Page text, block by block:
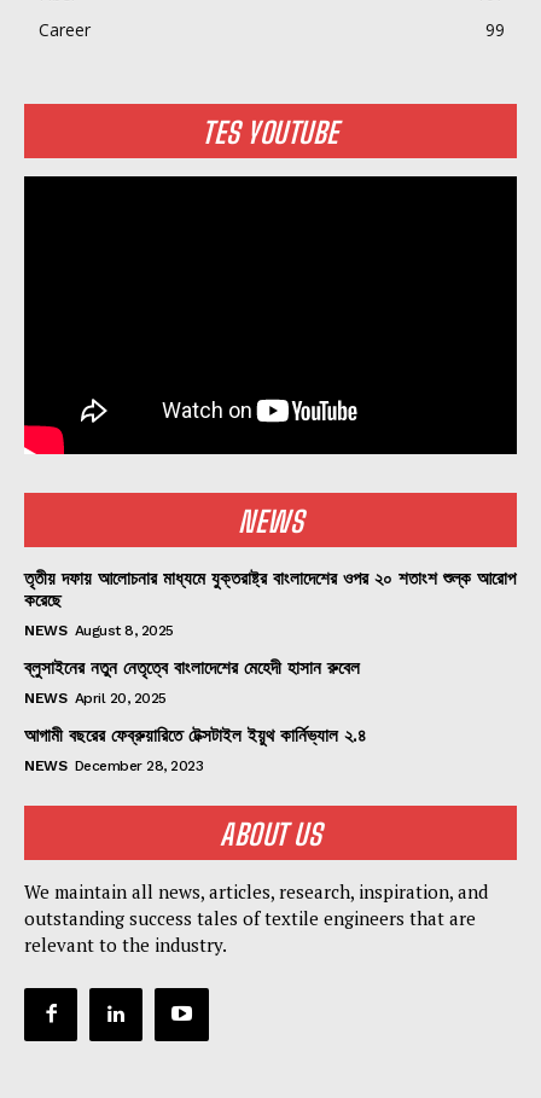
Career
99
TES YOUTUBE
NEWS
তৃতীয় দফায় আলোচনার মাধ্যমে যুক্তরাষ্ট্র বাংলাদেশের ওপর ২০ শতাংশ শুল্ক আরোপ
করেছে
NEWS August 8, 2025
ব্লুসাইনের নতুন নেতৃত্বে বাংলাদেশের মেহেদী হাসান রুবেল
NEWS April 20, 2025
আগামী বছরের ফেব্রুয়ারিতে টেক্সটাইল ইয়ুথ কার্নিভ্যাল ২.৪
NEWS December 28, 2023
ABOUT US
We maintain all news, articles, research, inspiration, and
outstanding success tales of textile engineers that are
relevant to the industry.